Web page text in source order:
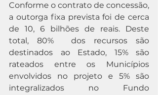
Conforme o contrato de concessão,
a outorga fixa prevista foi de cerca
de 10, 6 bilhões de reais. Deste
total, 80%  dos recursos são
destinados ao Estado, 15% são
rateados entre os Municípios
envolvidos no projeto e 5% são
integralizados no Fundo